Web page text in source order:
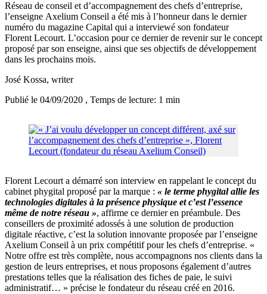
Réseau de conseil et d’accompagnement des chefs d’entreprise,
l’enseigne Axelium Conseil a été mis à l’honneur dans le dernier
numéro du magazine Capital qui a interviewé son fondateur
Florent Lecourt. L’occasion pour ce dernier de revenir sur le concept
proposé par son enseigne, ainsi que ses objectifs de développement
dans les prochains mois.
José Kossa, writer
Publié le 04/09/2020 , Temps de lecture: 1 min
Florent Lecourt a démarré son interview en rappelant le concept du
cabinet phygital proposé par la marque : « le terme phygital allie les
technologies digitales à la présence physique et c’est l’essence
même de notre réseau », affirme ce dernier en préambule. Des
conseillers de proximité adossés à une solution de production
digitale réactive, c’est la solution innovante proposée par l’enseigne
Axelium Conseil à un prix compétitif pour les chefs d’entreprise. «
Notre offre est très complète, nous accompagnons nos clients dans la
gestion de leurs entreprises, et nous proposons également d’autres
prestations telles que la réalisation des fiches de paie, le suivi
administratif… » précise le fondateur du réseau créé en 2016.